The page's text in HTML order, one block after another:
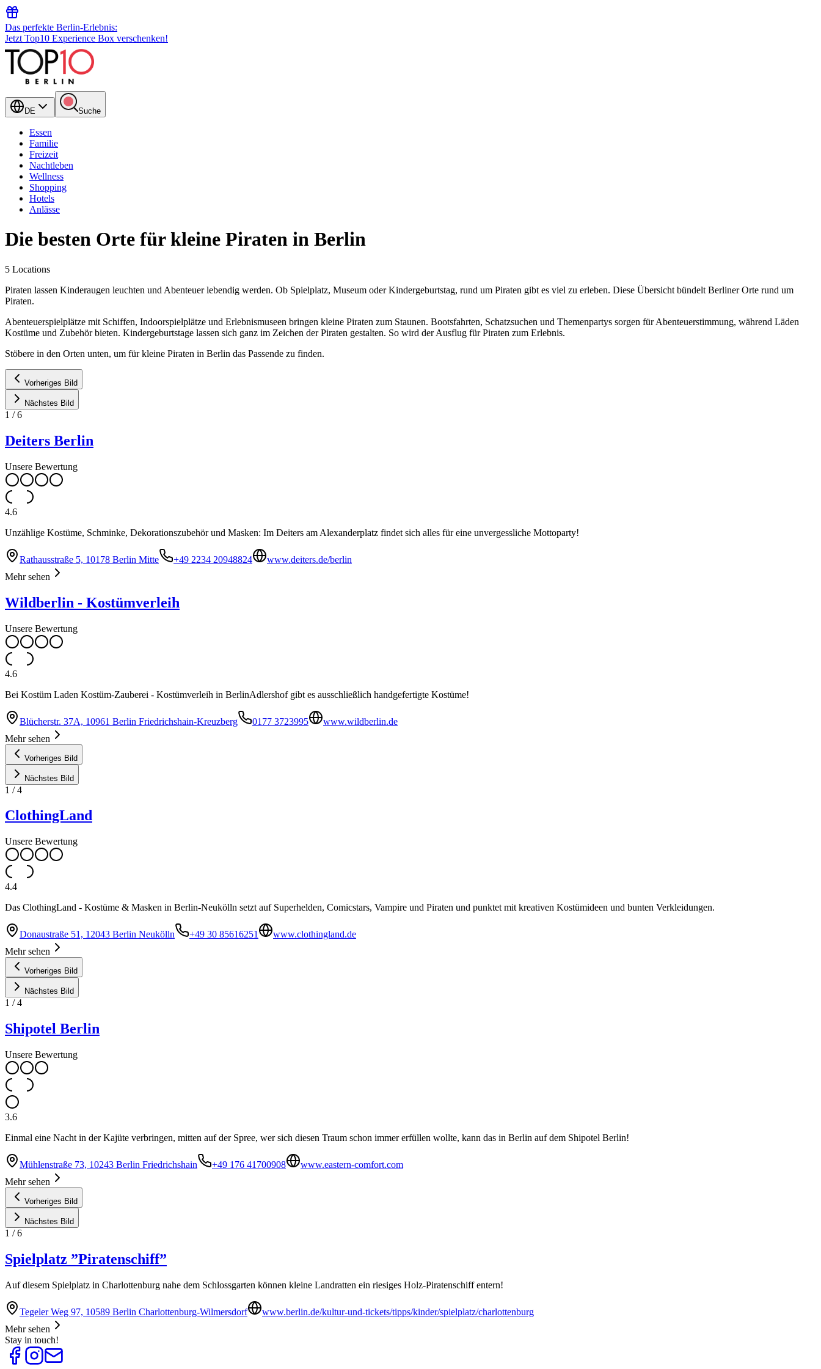
Das perfekte Berlin-Erlebnis:
Jetzt Top10 Experience Box verschenken!
DE Suche
Essen
Familie
Freizeit
Nachtleben
Wellness
Shopping
Hotels
Anlässe
Die besten Orte für kleine Piraten in Berlin
5 Locations
Piraten lassen Kinderaugen leuchten und Abenteuer lebendig werden. Ob Spielplatz, Museum oder Kindergeburtstag, rund um Piraten gibt es viel zu erleben. Diese Übersicht bündelt Berliner Orte rund um
Piraten.
Abenteuerspielplätze mit Schiffen, Indoorspielplätze und Erlebnismuseen bringen kleine Piraten zum Staunen. Bootsfahrten, Schatzsuchen und Themenpartys sorgen für Abenteuerstimmung, während Läden
Kostüme und Zubehör bieten. Kindergeburtstage lassen sich ganz im Zeichen der Piraten gestalten. So wird der Ausflug für Piraten zum Erlebnis.
Stöbere in den Orten unten, um für kleine Piraten in Berlin das Passende zu finden.
Vorheriges Bild
Nächstes Bild
1 /6
Deiters Berlin
Unsere Bewertung
4.6
Unzählige Kostüme, Schminke, Dekorationszubehör und Masken: Im Deiters am Alexanderplatz findet sich alles für eine unvergessliche Mottoparty!
Rathausstraße 5, 10178 Berlin Mitte +49 2234 20948824
www.deiters.de/berlin
Mehr sehen
Wildberlin - Kostümverleih
Unsere Bewertung
4.6
Bei Kostüm Laden Kostüm-Zauberei - Kostümverleih in BerlinAdlershof gibt es ausschließlich handgefertigte Kostüme!
Blücherstr. 37A, 10961 Berlin Friedrichshain-Kreuzberg 0177 3723995
www.wildberlin.de
Mehr sehen
Vorheriges Bild
Nächstes Bild
1 /4
ClothingLand
Unsere Bewertung
4.4
Das ClothingLand - Kostüme & Masken in Berlin-Neukölln setzt auf Superhelden, Comicstars, Vampire und Piraten und punktet mit kreativen Kostümideen und bunten Verkleidungen.
Donaustraße 51, 12043 Berlin Neukölln +49 30 85616251
www.clothingland.de
Mehr sehen
Vorheriges Bild
Nächstes Bild
1 /4
Shipotel Berlin
Unsere Bewertung
3.6
Einmal eine Nacht in der Kajüte verbringen, mitten auf der Spree, wer sich diesen Traum schon immer erfüllen wollte, kann das in Berlin auf dem Shipotel Berlin!
Mühlenstraße 73, 10243 Berlin Friedrichshain +49 176 41700908
www.eastern-comfort.com
Mehr sehen
Vorheriges Bild
Nächstes Bild
1 /6
Spielplatz ”Piratenschiff”
Auf diesem Spielplatz in Charlottenburg nahe dem Schlossgarten können kleine Landratten ein riesiges Holz-Piratenschiff entern!
Tegeler Weg 97, 10589 Berlin Charlottenburg-Wilmersdorf
www.berlin.de/kultur-und-tickets/tipps/kinder/spielplatz/charlottenburg
Mehr sehen
Stay in touch!